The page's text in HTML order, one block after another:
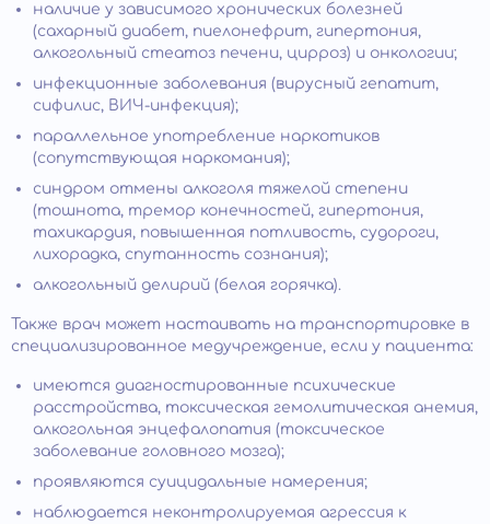
наличие у зависимого хронических болезней
(сахарный диабет, пиелонефрит, гипертония,
алкогольный стеатоз печени, цирроз) и онкологии;
инфекционные заболевания (вирусный гепатит,
сифилис, ВИЧ-инфекция);
параллельное употребление наркотиков
(сопутствующая наркомания);
синдром отмены алкоголя тяжелой степени
(тошнота, тремор конечностей, гипертония,
тахикардия, повышенная потливость, судороги,
лихорадка, спутанность сознания);
алкогольный делирий (белая горячка).
Также врач может настаивать на транспортировке в
специализированное медучреждение, если у пациента:
имеются диагностированные психические
расстройства, токсическая гемолитическая анемия,
алкогольная энцефалопатия (токсическое
заболевание головного мозга);
проявляются суицидальные намерения;
наблюдается неконтролируемая агрессия к